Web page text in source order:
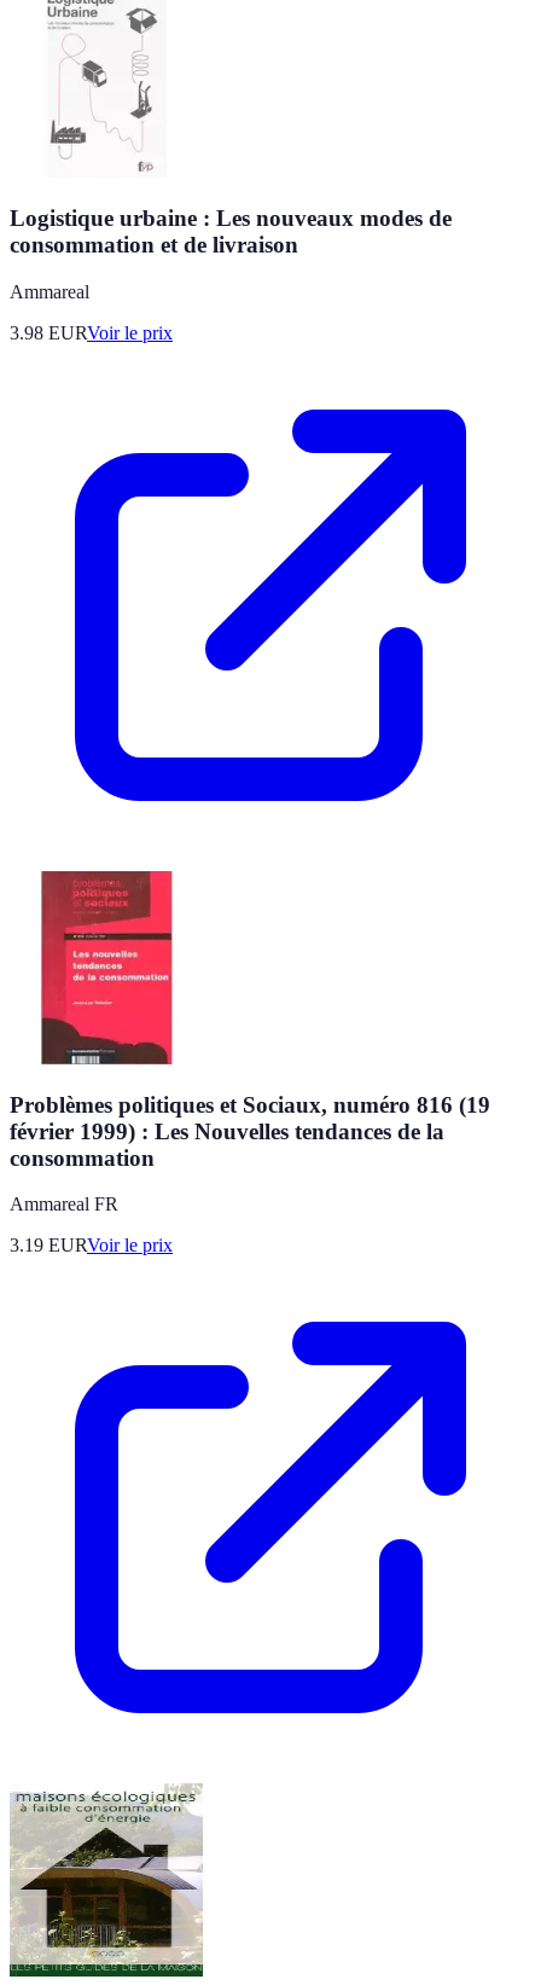
Logistique urbaine : Les nouveaux modes de
consommation et de livraison
Ammareal
3.98 EURVoir le prix
Problèmes politiques et Sociaux, numéro 816 (19
février 1999) : Les Nouvelles tendances de la
consommation
Ammareal FR
3.19 EURVoir le prix